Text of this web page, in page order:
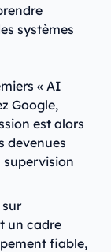
systèmes
« AI
Google,
est alors
devenues
supervision
sur
un cadre
fiable,